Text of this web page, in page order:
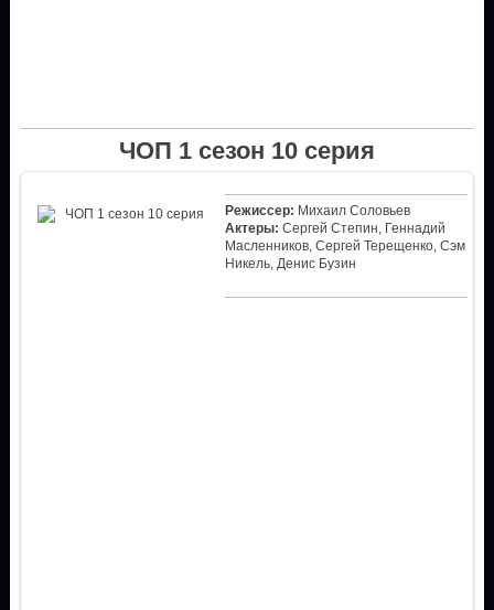
ЧОП 1 сезон 10 серия
Режиссер: Михаил Соловьев
Актеры: Сергей Степин, Геннадий
Масленников, Сергей Терещенко, Сэм
Никель, Денис Бузин